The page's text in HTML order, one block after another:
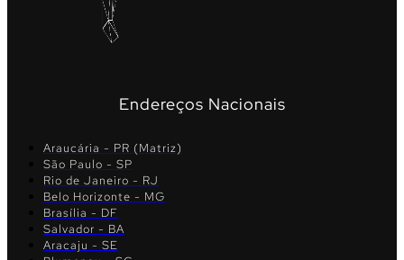
Endereços Nacionais
Araucária - PR (Matriz)
São Paulo - SP
Rio de Janeiro - RJ
Belo Horizonte - MG
Brasília - DF
Salvador - BA
Aracaju - SE